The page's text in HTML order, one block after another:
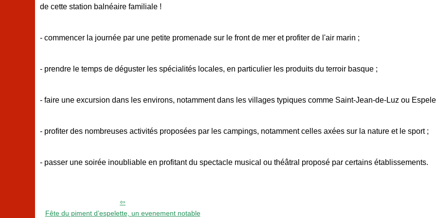
de cette station balnéaire familiale !
- commencer la journée par une petite promenade sur le front de mer et profiter de l'air marin ;
- prendre le temps de déguster les spécialités locales, en particulier les produits du terroir basque ;
- faire une excursion dans les environs, notamment dans les villages typiques comme Saint-Jean-de-Luz ou
- profiter des nombreuses activités proposées par les campings, notamment celles axées sur la nature et le sport ;
- passer une soirée inoubliable en profitant du spectacle musical ou théâtral proposé par certains établissements.
Fête du piment d’espelette, un evenement notable